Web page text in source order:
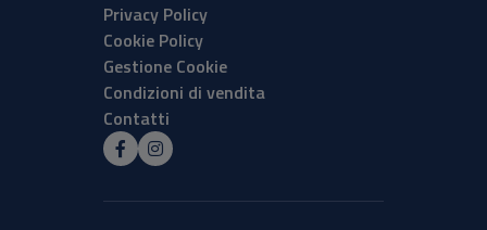
Privacy Policy
Cookie Policy
Gestione Cookie
Condizioni di vendita
Contatti